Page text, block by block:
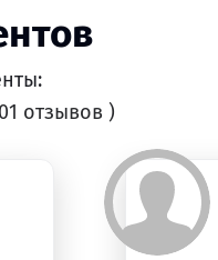
отзывов )